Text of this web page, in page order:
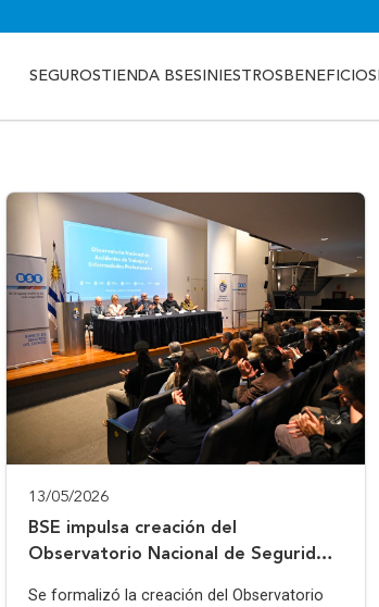
SEGUROSTIENDA BSESINIESTROS BENEFICIOS
13/05/2026
BSE impulsa creación del
Observatorio Nacional de Seguridad
Se formalizó la creación del Observatorio